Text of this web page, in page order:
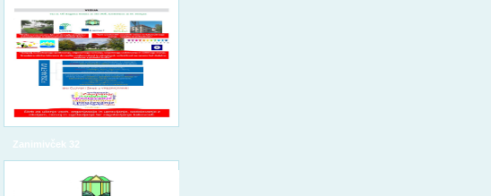
Zanimivček 32